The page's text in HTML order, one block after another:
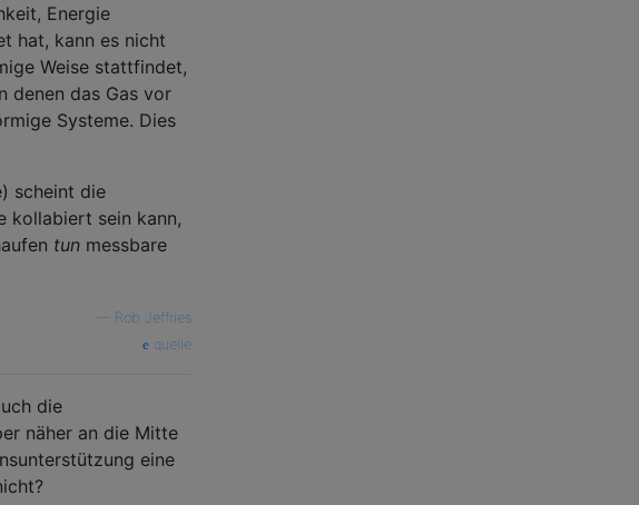
Energie
hat, kann es nicht
Weise stattfindet,
denen das Gas vor
Systeme. Dies
scheint die
kollabiert sein kann,
tun messbare
Rob Jeffries
quelle
die
näher an die Mitte
eine